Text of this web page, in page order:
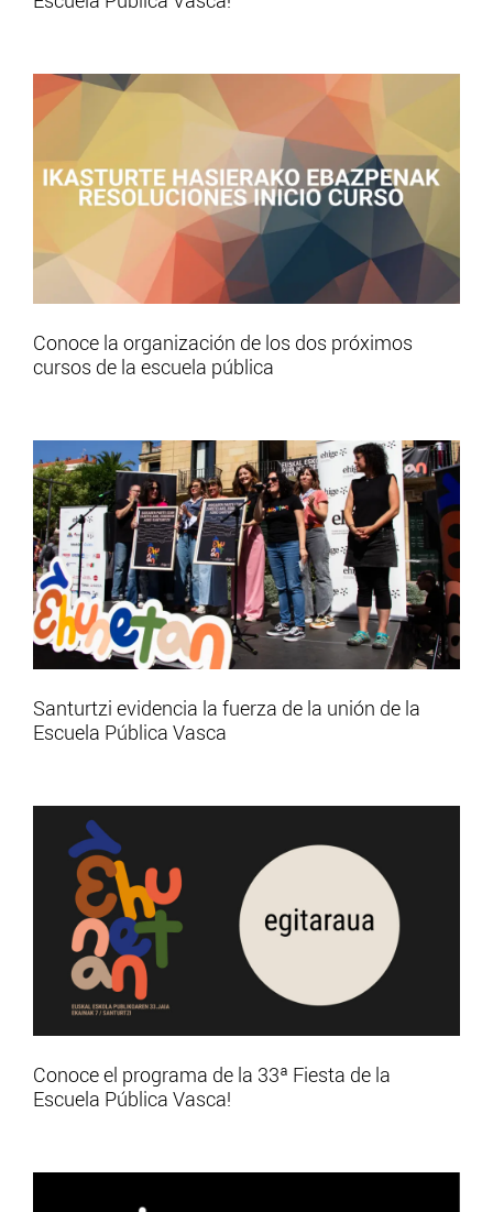
Conoce la organización de los dos próximos
cursos de la escuela pública
Santurtzi evidencia la fuerza de la unión de la
Escuela Pública Vasca
Conoce el programa de la 33ª Fiesta de la
Escuela Pública Vasca!